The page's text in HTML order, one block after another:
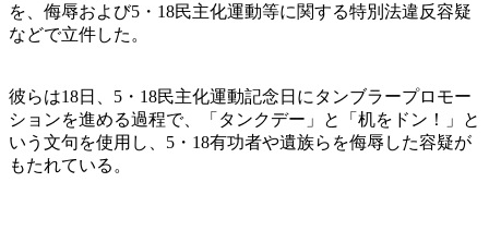
を、侮辱および5・18民主化運動等に関する特別法違反容疑
などで立件した。
彼らは18日、5・18民主化運動記念日にタンブラープロモー
ションを進める過程で、「タンクデー」と「机をドン！」と
いう文句を使用し、5・18有功者や遺族らを侮辱した容疑が
もたれている。